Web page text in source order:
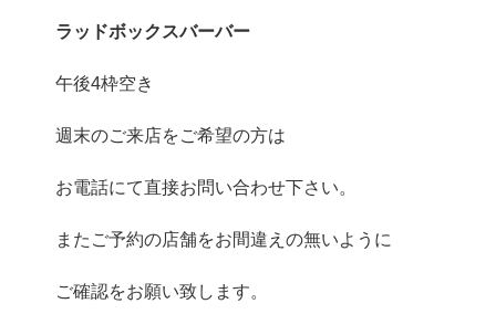
ラッドボックスバーバー
午後4枠空き
週末のご来店をご希望の方は
お電話にて直接お問い合わせ下さい。
またご予約の店舗をお間違えの無いよう‏に
ご確認をお願い致します。